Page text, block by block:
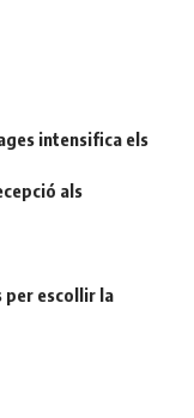
intensifica els
als
per escollir la